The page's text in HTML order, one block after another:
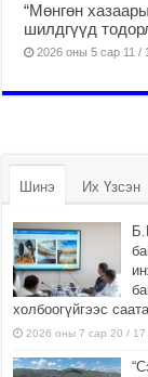
“Мөнгөн
шилдгүүд
2026 оны 5 сар 11 /
Шинэ Их Үзсэн
холбоогүйгээс
2026 оны 7 сар 20 / 17